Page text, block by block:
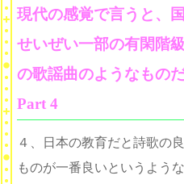
現代の感覚で言うと、
せいぜい一部の有閑階
の歌謡曲のようなもの
Part 4
４、日本の教育だと詩歌の
ものが一番良いというよう